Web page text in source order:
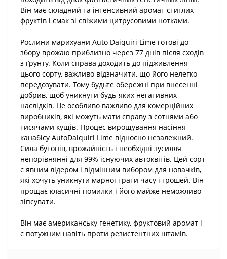
Він має складний та інтенсивний аромат стиглих
фруктів і смак зі свіжими цитрусовими нотками.
Рослини марихуани Auto Daiquiri Lime готові до
збору врожаю приблизно через 77 днів після сходів
з ґрунту. Коли справа доходить до підживлення
цього сорту, важливо відзначити, що його нелегко
передозувати. Тому будьте обережні при внесенні
добрив, щоб уникнути будь-яких негативних
наслідків. Це особливо важливо для комерційних
виробників, які можуть мати справу з сотнями або
тисячами кущів. Процес вирощування насіння
канабісу AutoDaiquiri Lime відносно незалежний.
Сила бутонів, врожайність і необхідні зусилля
непорівнянні для 99% існуючих автоквітів. Цей сорт
є явним лідером і відмінним вибором для новачків,
які хочуть уникнути марної трати часу і грошей. Він
прощає класичні помилки і його майже неможливо
зіпсувати.
Він має американську генетику, фруктовий аромат і
є потужним навіть проти резистентних штамів.